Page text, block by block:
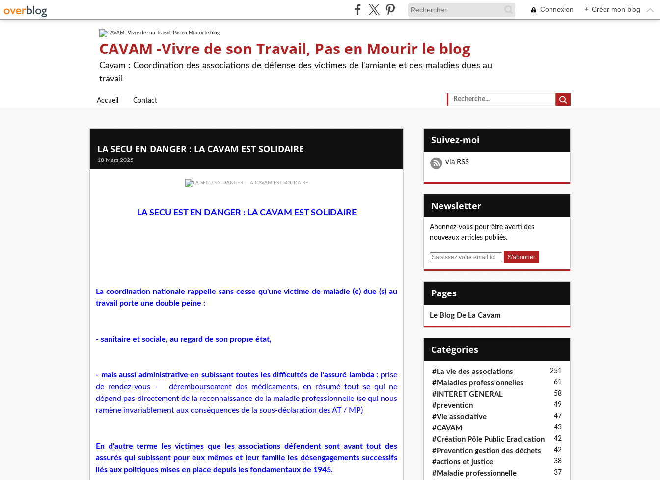
Connexion + Créer mon blog
CAVAM -Vivre de son Travail, Pas en Mourir le blog
Cavam : Coordination des associations de défense des victimes de l'amiante et des maladies dues au
travail
Accueil Contact
LA SECU EN DANGER : LA CAVAM EST SOLIDAIRE
18 Mars 2025
LA SECU EST EN DANGER : LA CAVAM EST SOLIDAIRE
La coordination nationale rappelle sans cesse qu'une victime de maladie (e) due (s) au
travail porte une double peine :
- sanitaire et sociale, au regard de son propre état,
- mais aussi administrative en subissant toutes les difficultés de l'assuré lambda : prise
de rendez-vous - déremboursement des médicaments, en résumé tout se qui ne
dépend pas directement de la reconnaissance de la maladie professionnelle (se qui nous
ramène invariablement aux conséquences de la sous-déclaration des AT / MP)
En d'autre terme les victimes que les associations défendent sont avant tout des
assurés qui subissent pour eux mêmes et leur famille les désengagements successifs
liés aux politiques mises en place depuis les fondamentaux de 1945.
Suivez-moi
via RSS
Newsletter
Abonnez-vous pour être averti des
nouveaux articles publiés.
E
Pages
Le Blog De La Cavam
Catégories
#La vie des associations 251
#Maladies professionnelles 61
#INTERET GENERAL 58
#prevention 49
#Vie associative 47
#CAVAM 43
#Création Pôle Public Eradication 42
#Prevention gestion des déchets 42
#actions et justice 38
#Maladie professionnelle 37